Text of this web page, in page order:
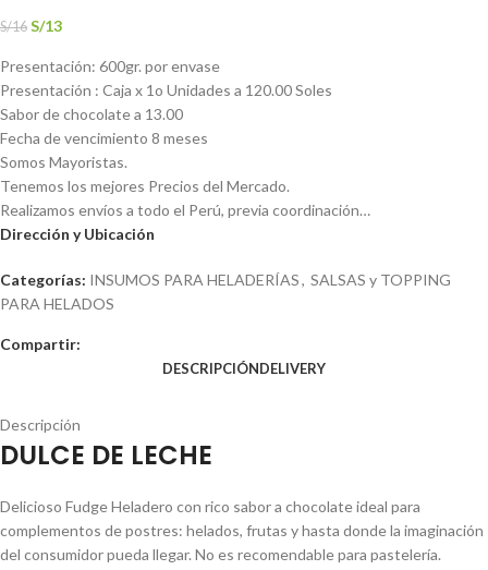
S/16 S/13
Presentación: 600gr. por envase
Presentación : Caja x 1o Unidades a 120.00 Soles
Sabor de chocolate a 13.00
Fecha de vencimiento 8 meses
Somos Mayoristas.
Tenemos los mejores Precios del Mercado.
Realizamos envíos a todo el Perú, previa coordinación…
Dirección y Ubicación
Categorías: INSUMOS PARA HELADERÍAS, SALSAS y TOPPING
PARA HELADOS
Compartir:
DESCRIPCIÓNDELIVERY
Descripción
DULCE DE LECHE
Delicioso Fudge Heladero con rico sabor a chocolate ideal para
complementos de postres: helados, frutas y hasta donde la imaginación
del consumidor pueda llegar. No es recomendable para pastelería.